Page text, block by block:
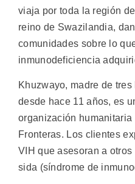
viaja por toda la región
reino de Swazilandia,
comunidades sobre lo
inmunodeficiencia
Khuzwayo, madre de
desde hace 11 años, es
organización
Fronteras. Los clientes
VIH que asesoran a
sida (síndrome de